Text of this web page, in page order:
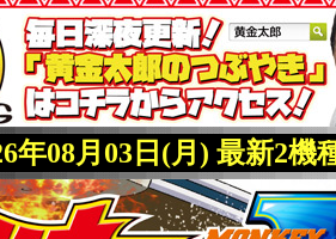
年08月03日(月) 最新2